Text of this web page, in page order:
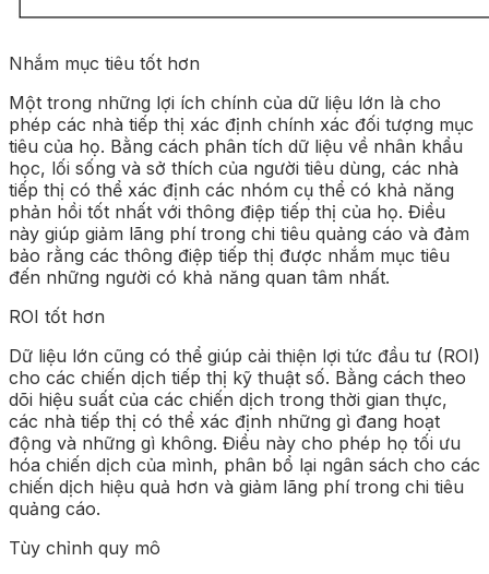
Nhắm mục tiêu tốt hơn
Một trong những lợi ích chính của dữ liệu lớn là cho
phép các nhà tiếp thị xác định chính xác đối tượng mục
tiêu của họ. Bằng cách phân tích dữ liệu về nhân khẩu
học, lối sống và sở thích của người tiêu dùng, các nhà
tiếp thị có thể xác định các nhóm cụ thể có khả năng
phản hồi tốt nhất với thông điệp tiếp thị của họ. Điều
này giúp giảm lãng phí trong chi tiêu quảng cáo và đảm
bảo rằng các thông điệp tiếp thị được nhắm mục tiêu
đến những người có khả năng quan tâm nhất.
ROI tốt hơn
Dữ liệu lớn cũng có thể giúp cải thiện lợi tức đầu tư (ROI)
cho các chiến dịch tiếp thị kỹ thuật số. Bằng cách theo
dõi hiệu suất của các chiến dịch trong thời gian thực,
các nhà tiếp thị có thể xác định những gì đang hoạt
động và những gì không. Điều này cho phép họ tối ưu
hóa chiến dịch của mình, phân bổ lại ngân sách cho các
chiến dịch hiệu quả hơn và giảm lãng phí trong chi tiêu
quảng cáo.
Tùy chỉnh quy mô